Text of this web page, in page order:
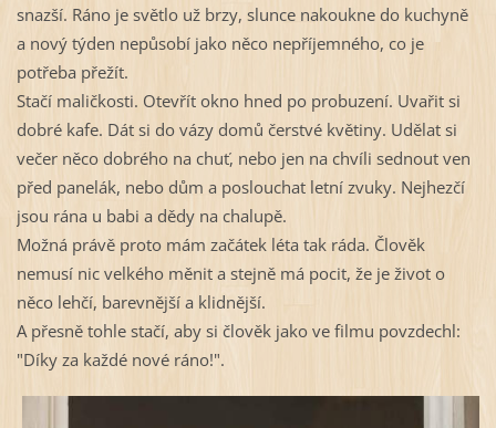
snazší. Ráno je světlo už brzy, slunce nakoukne do kuchyně
a nový týden nepůsobí jako něco nepříjemného, co je
potřeba přežít.
Stačí maličkosti. Otevřít okno hned po probuzení. Uvařit si
dobré kafe. Dát si do vázy domů čerstvé květiny. Udělat si
večer něco dobrého na chuť, nebo jen na chvíli sednout ven
před panelák, nebo dům a poslouchat letní zvuky. Nejhezčí
jsou rána u babi a dědy na chalupě.
Možná právě proto mám začátek léta tak ráda. Člověk
nemusí nic velkého měnit a stejně má pocit, že je život o
něco lehčí, barevnější a klidnější.
A přesně tohle stačí, aby si člověk jako ve filmu povzdechl:
"Díky za každé nové ráno!".